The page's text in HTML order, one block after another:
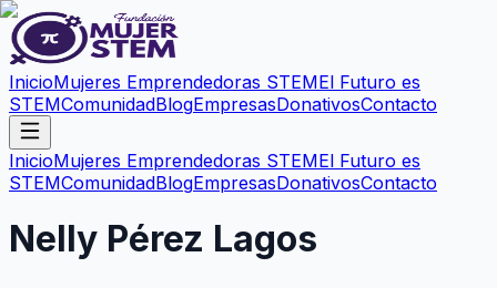
InicioMujeres Emprendedoras STEMEl Futuro es
STEMComunidadBlogEmpresasDonativosContacto
InicioMujeres Emprendedoras STEMEl Futuro es
STEMComunidadBlogEmpresasDonativosContacto
Nelly Pérez Lagos